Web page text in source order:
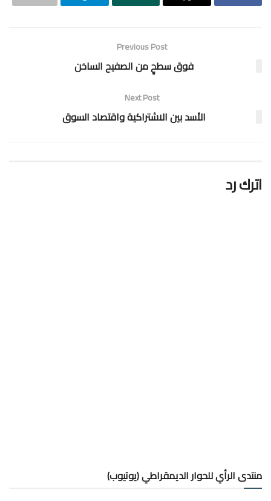
Previous Post
فوق سطحٍ من الصفيح الساخن
Next Post
الأسد بين الاشتراكية واقتصاد السوق
اترك رد
منتدى الرأي للحوار الديمقراطي (يوتيوب)